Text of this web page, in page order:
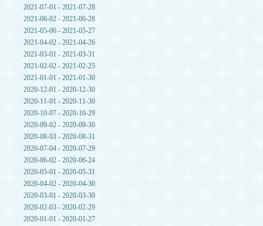
2021-07-01 - 2021-07-28
2021-06-02 - 2021-06-28
2021-05-06 - 2021-05-27
2021-04-02 - 2021-04-26
2021-03-01 - 2021-03-31
2021-02-02 - 2021-02-25
2021-01-01 - 2021-01-30
2020-12-01 - 2020-12-30
2020-11-01 - 2020-11-30
2020-10-07 - 2020-10-29
2020-09-02 - 2020-09-30
2020-08-03 - 2020-08-31
2020-07-04 - 2020-07-29
2020-06-02 - 2020-06-24
2020-05-01 - 2020-05-31
2020-04-02 - 2020-04-30
2020-03-01 - 2020-03-30
2020-02-03 - 2020-02-29
2020-01-01 - 2020-01-27